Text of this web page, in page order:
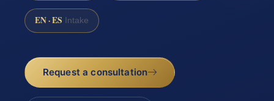
EN · ES Intake
Request a consultation